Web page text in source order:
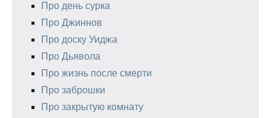
Про день сурка
Про Джиннов
Про доску Уиджа
Про Дьявола
Про жизнь после смерти
Про заброшки
Про закрытую комнату